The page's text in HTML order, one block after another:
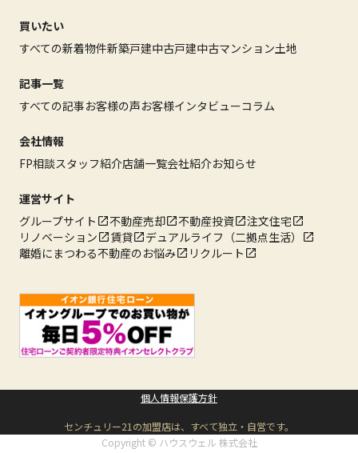
買いたい
すべての新着物件新築戸建中古戸建中古マンション土地
記事一覧
すべての記事お客様の声お客様インタビューコラム
会社情報
FP相談スタッフ紹介店舗一覧会社紹介お知らせ
運営サイト
グループサイト
不動産売却 不動産投資
注文住宅
リノベーション
賃貸
デュアルライフ（二拠点生活）
離婚にまつわる不動産のお悩み
リクルート
個人情報保護方針
センチュリー21の加盟店は、すべて独立・自営です。
Copyright © ハウスウェル 株式会社